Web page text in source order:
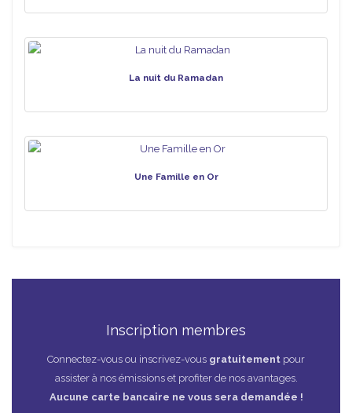
La nuit du Ramadan
Une Famille en Or
Inscription membres
Connectez-vous ou inscrivez-vous gratuitement pour
assister à nos émissions et profiter de nos avantages.
Aucune carte bancaire ne vous sera demandée !